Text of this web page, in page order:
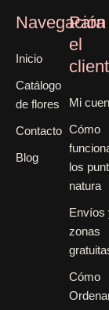
Navegación
Inicio
Catálogo
de flores
Contacto
Blog
Para
el
Mi
Cómo
los
natura
Envíos
zonas
Cómo